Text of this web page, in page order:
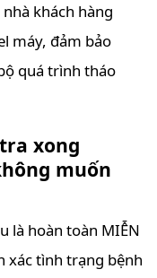
khách hàng
máy, đảm bảo
quá trình tháo
xong
muốn
là hoàn toàn MIỄN
xác tình trạng bệnh